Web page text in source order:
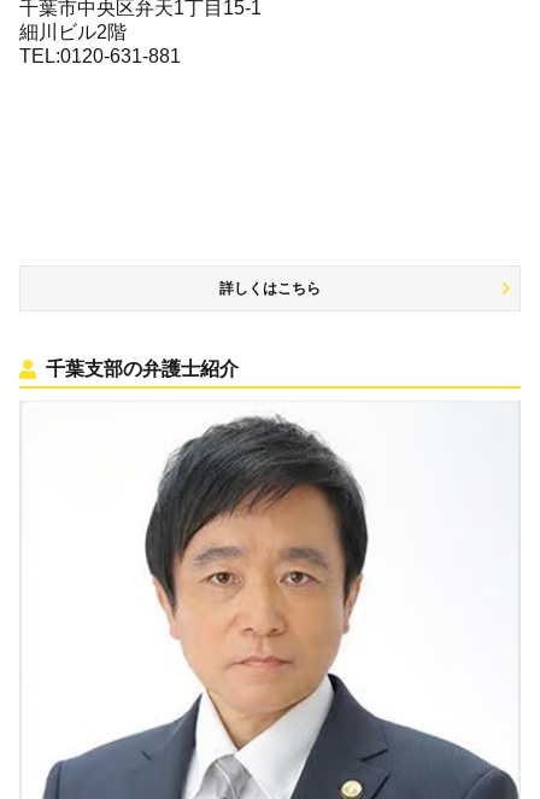
千葉市中央区弁天1丁目15-1
細川ビル2階
TEL:0120-631-881
詳しくはこちら
千葉支部の弁護士紹介